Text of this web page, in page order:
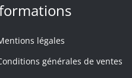
légales
générales de ventes